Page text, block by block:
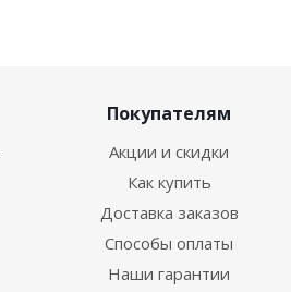
Покупателям
Акции и скидки
Как купить
Доставка заказов
Способы оплаты
Наши гарантии